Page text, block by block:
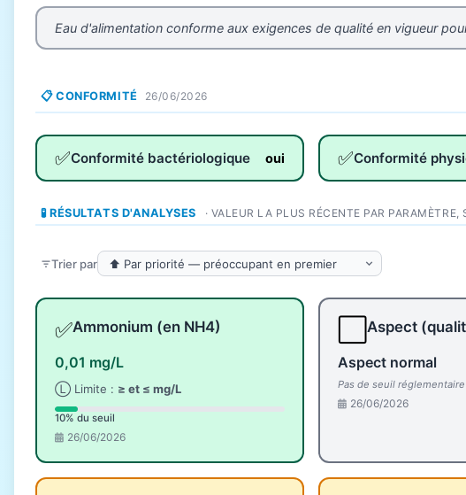
Eau d'alimentation conforme aux exigences de qualité en vigueur
📋 CONFORMITÉ 26/06/2026
✅Conformité bactériologique oui ✅Conformité
🧪 RÉSULTATS D'ANALYSES · VALEUR LA PLUS RÉCENTE PAR PARAMÈTRE,
Trier par
✅Ammonium (en NH4)
0,01 mg/L
Ⓛ Limite : ≥ et ≤ mg/L
10% du seuil
26/06/2026
Aspect
Aspect normal
Pas de seuil réglementaire
26/06/2026